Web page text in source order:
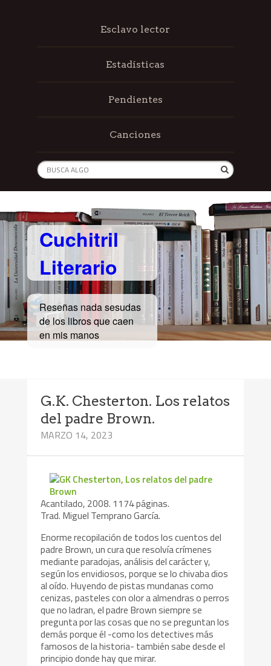
Esclavo lector
Estadísticas
Pendientes
Canciones
Cuchitril
Literario
Reseñas nada sesudas
de los libros que caen
en mis manos
G.K. Chesterton. Los relatos
del padre Brown.
MARZO 14, 2023
Acantilado, 2008. 1174 páginas.
Trad. Miguel Temprano García.
Enorme recopilación de todos los cuentos del
padre Brown, un cura que resolvía crímenes
mediante paradojas, análisis del carácter y,
según los envidiosos, porque se lo chivaba dios
al oído. Huyendo de pistas mundanas como
cenizas, pasteles con olor a almendras o perros
que no ladran, el padre Brown siempre se
pregunta por las cosas que no se preguntan los
demás porque él -como los detectives más
famosos de la historia- también sabe desde el
principio donde hay que mirar.